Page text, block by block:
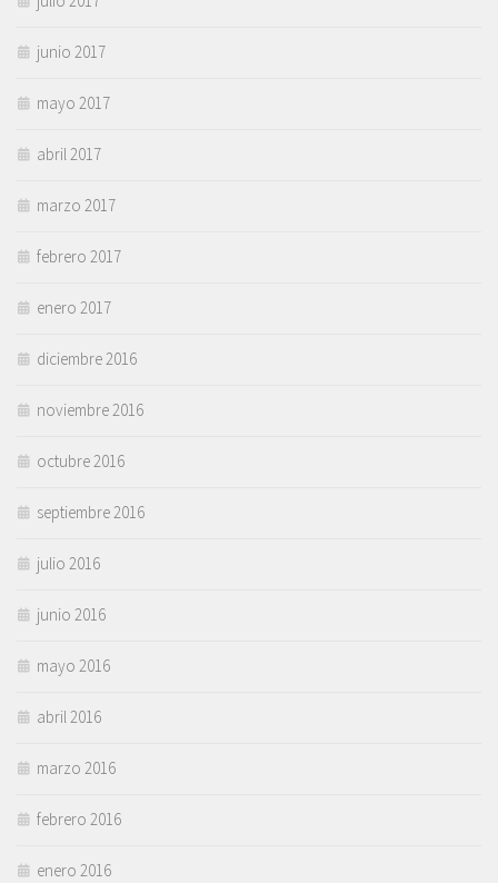
junio 2017
mayo 2017
abril 2017
marzo 2017
febrero 2017
enero 2017
diciembre 2016
noviembre 2016
octubre 2016
septiembre 2016
julio 2016
junio 2016
mayo 2016
abril 2016
marzo 2016
febrero 2016
enero 2016